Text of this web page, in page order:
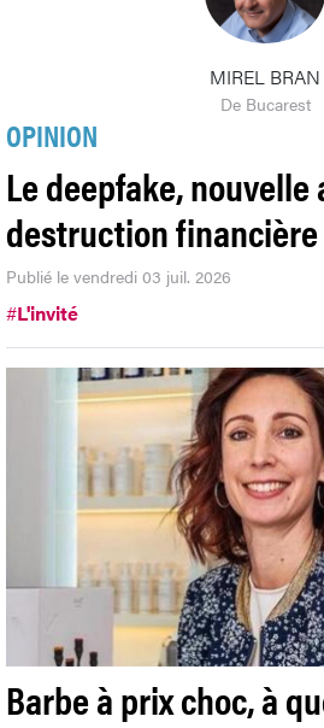
MIREL BRAN
De Bucarest
OPINION
Le deepfake, nouvelle
destruction
Publié le vendredi 03 juil. 2026
#L'invité
Barbe à prix choc, à